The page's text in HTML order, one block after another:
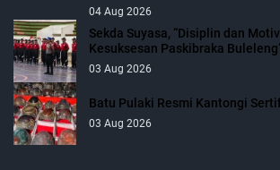
04 Aug 2026
Sekda Suyasa, “Disiplin dan
Kesuksesan Paskibraka
03 Aug 2026
Batu Pulaki Resmi Kantongi
03 Aug 2026